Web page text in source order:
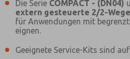
Die Serie COMPACT - (DN04)
extern gesteuerte 2/2-Wege
für Anwendungen mit
eignen.
Geeignete Service-Kits sind